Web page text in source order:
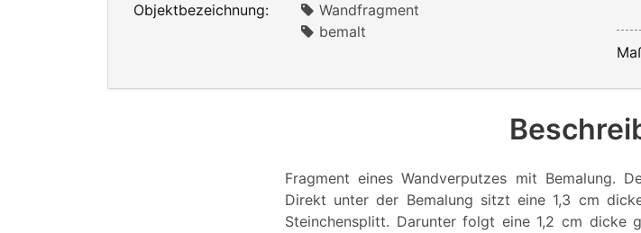
Objektbezeichnung:
Wandfragment
bemalt
Fragment eines Wandverputzes mit Bemalung.
Direkt unter der Bemalung sitzt eine 1,3 cm
Steinchensplitt. Darunter folgt eine 1,2 cm dicke